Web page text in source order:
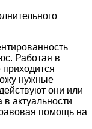
Работая в
нужные
они или
актуальности
помощь на